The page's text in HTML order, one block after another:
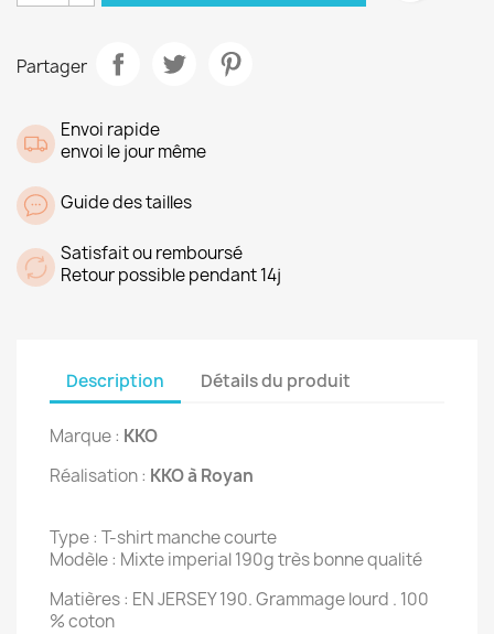
Partager
Envoi rapide
envoi le jour même
Guide des tailles
Satisfait ou remboursé
Retour possible pendant 14j
Description Détails du produit
Marque : KKO
Réalisation : KKO à Royan
Type : T-shirt manche courte
Modèle : Mixte imperial 190g très bonne qualité
Matières : EN JERSEY 190. Grammage lourd . 100
% coton